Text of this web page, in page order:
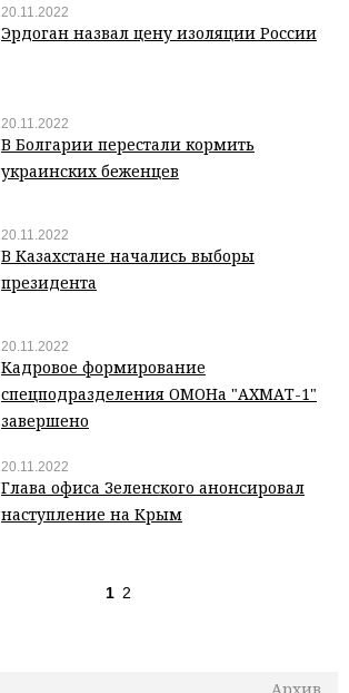
20.11.2022
Эрдоган назвал цену изоляции России
20.11.2022
В Болгарии перестали кормить
украинских беженцев
20.11.2022
В Казахстане начались выборы
президента
20.11.2022
Кадровое формирование
спецподразделения ОМОНа "АХМАТ-1"
завершено
20.11.2022
Глава офиса Зеленского анонсировал
наступление на Крым
1 2